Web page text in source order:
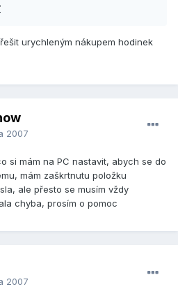
urychleným nákupem hodinek
2007
si mám na PC nastavit, abych se do
mám zaškrtnutu položku
ale přesto se musím vždy
chyba, prosím o pomoc
2007